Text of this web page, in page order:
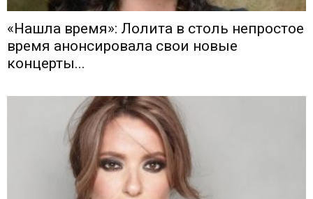
«Нашла время»: Лолита в столь непростое
время анонсировала свои новые
концерты...